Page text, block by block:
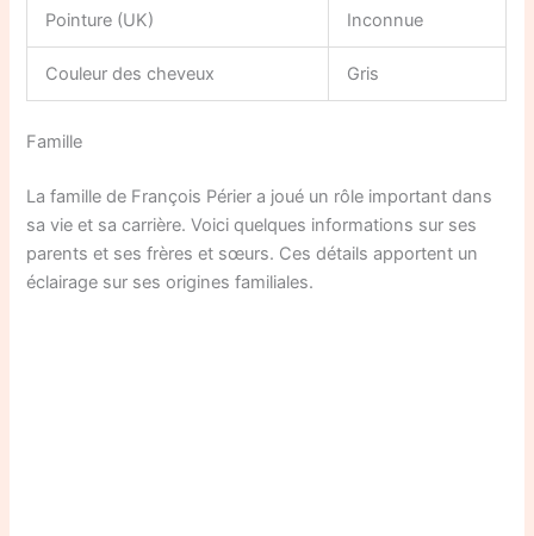
Pointure (UK) Inconnue
Couleur des cheveux Gris
Famille
La famille de François Périer a joué un rôle important dans
sa vie et sa carrière. Voici quelques informations sur ses
parents et ses frères et sœurs. Ces détails apportent un
éclairage sur ses origines familiales.